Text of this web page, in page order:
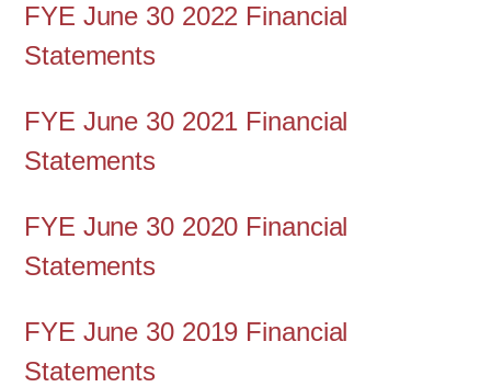
FYE June 30 2022 Financial
Statements
FYE June 30 2021 Financial
Statements
FYE June 30 2020 Financial
Statements
FYE June 30 2019 Financial
Statements